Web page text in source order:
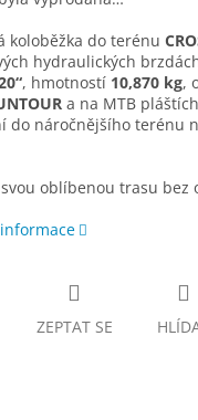
koloběžka do terénu
hydraulických
, hmotností10,870 kg,
a na MTB pláštích
do náročnějšího terénu
oblíbenou trasu bez
ZEPTAT SE